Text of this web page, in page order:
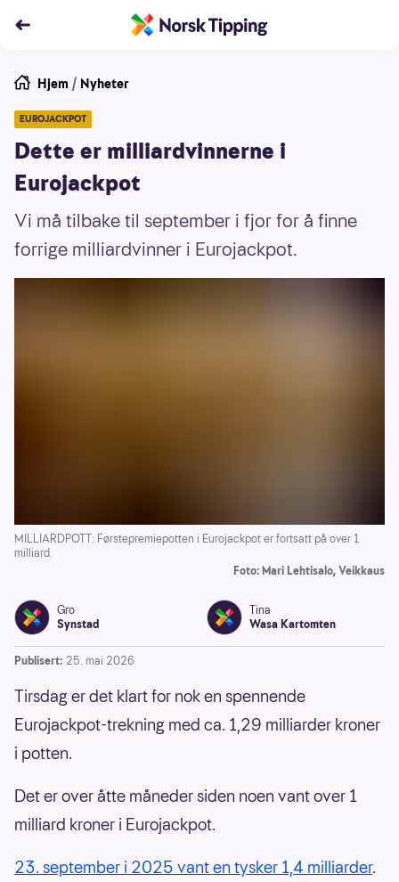
Hjem / Nyheter
EUROJACKPOT
Dette er milliardvinnerne i
Eurojackpot
Vi må tilbake til september i fjor for å finne
forrige milliardvinner i Eurojackpot.
MILLIARDPOTT: Førstepremiepotten i Eurojackpot er fortsatt på over 1
milliard.
Foto: Mari Lehtisalo, Veikkaus
Gro
Synstad
Tina
Wasa Kartomten
Publisert: 25. mai 2026
Tirsdag er det klart for nok en spennende
Eurojackpot-trekning med ca. 1,29 milliarder kroner
i potten.
Det er over åtte måneder siden noen vant over 1
milliard kroner i Eurojackpot.
23. september i 2025 vant en tysker 1,4 milliarder.